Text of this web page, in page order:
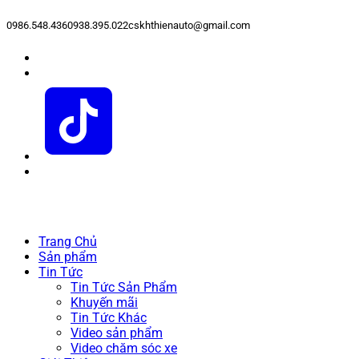
0986.548.4360938.395.022cskhthienauto@gmail.com
Trang Chủ
Sản phẩm
Tin Tức
Tin Tức Sản Phẩm
Khuyến mãi
Tin Tức Khác
Video sản phẩm
Video chăm sóc xe